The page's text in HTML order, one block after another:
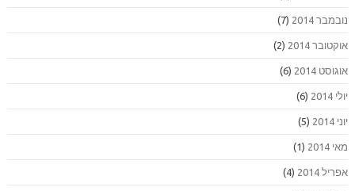
נובמבר 2014 (7)
אוקטובר 2014 (2)
אוגוסט 2014 (6)
יולי 2014 (6)
יוני 2014 (5)
מאי 2014 (1)
אפריל 2014 (4)